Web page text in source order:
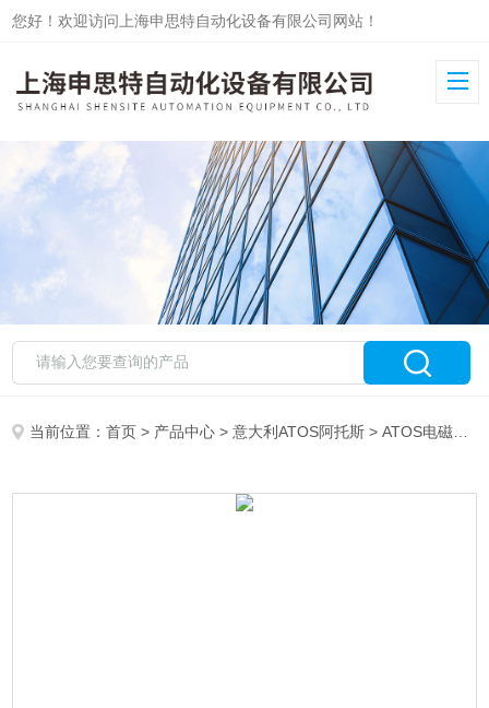
您好！欢迎访问上海申思特自动化设备有限公司网站！
当前位置：首页 > 产品中心 >意大利ATOS阿托斯 >ATOS电磁阀